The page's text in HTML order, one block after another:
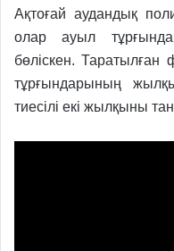
Ақтоғай аудандық
олар ауыл
бөліскен. Таратылған
тұрғындарының
тиесілі екі жылқыны